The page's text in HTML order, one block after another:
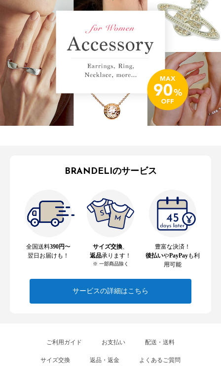
BRANDELIのサービス
全国送料390円〜
翌日お届けも！
サイズ交換、
返品承ります！
※ 一部商品除く
豊富な決済！
後払いやPayPayも利
用可能
サービスの詳細はこちら
ご利用ガイド お支払い 配送・送料
サイズ交換 返品・返金 よくあるご質問